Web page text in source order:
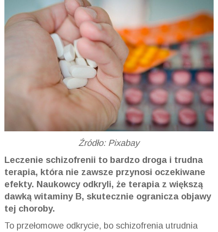
Źródło: Pixabay
Leczenie schizofrenii to bardzo droga i trudna
terapia, która nie zawsze przynosi oczekiwane
efekty. Naukowcy odkryli, że terapia z większą
dawką witaminy B, skutecznie ogranicza objawy
tej choroby.
To przełomowe odkrycie, bo schizofrenia utrudnia